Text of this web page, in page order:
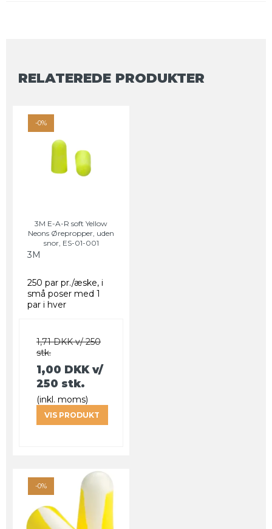
RELATEREDE PRODUKTER
-0%
3M E-A-R soft Yellow
Neons Ørepropper, uden
snor, ES-01-001
3M
250 par pr./æske, i
små poser med 1
par i hver
1,71 DKK v/ 250
stk.
1,00 DKKv/
250 stk.
(inkl. moms)
VIS PRODUKT
-0%